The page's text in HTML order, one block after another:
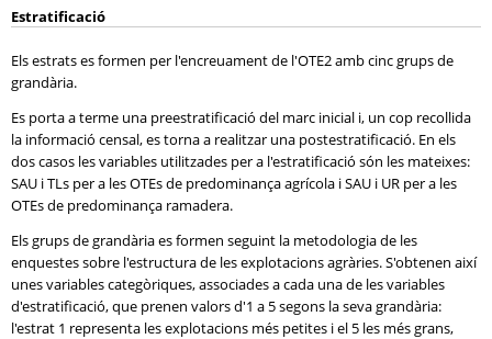
Estratificació
Els estrats es formen per l'encreuament de l'OTE2 amb cinc grups de
grandària.
Es porta a terme una preestratificació del marc inicial i, un cop recollida
la informació censal, es torna a realitzar una postestratificació. En els
dos casos les variables utilitzades per a l'estratificació són les mateixes:
SAU i TLs per a les OTEs de predominança agrícola i SAU i UR per a les
OTEs de predominança ramadera.
Els grups de grandària es formen seguint la metodologia de les
enquestes sobre l'estructura de les explotacions agràries. S'obtenen així
unes variables categòriques, associades a cada una de les variables
d'estratificació, que prenen valors d'1 a 5 segons la seva grandària:
l'estrat 1 representa les explotacions més petites i el 5 les més grans,